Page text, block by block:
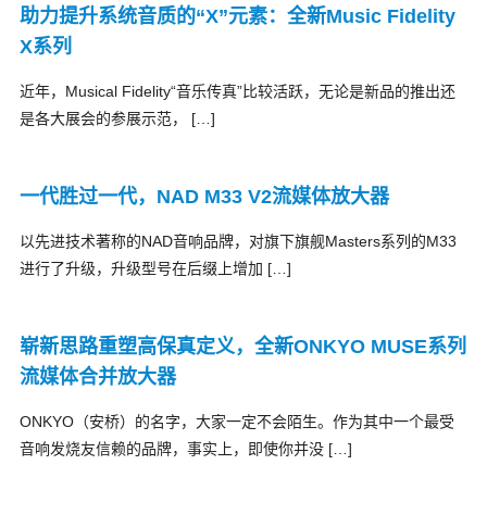
助力提升系统音质的“X”元素：全新Music Fidelity
X系列
近年，Musical Fidelity“音乐传真”比较活跃，无论是新品的推出还
是各大展会的参展示范， […]
一代胜过一代，NAD M33 V2流媒体放大器
以先进技术著称的NAD音响品牌，对旗下旗舰Masters系列的M33
进行了升级，升级型号在后缀上增加 […]
崭新思路重塑高保真定义，全新ONKYO MUSE系列
流媒体合并放大器
ONKYO（安桥）的名字，大家一定不会陌生。作为其中一个最受
音响发烧友信赖的品牌，事实上，即使你并没 […]